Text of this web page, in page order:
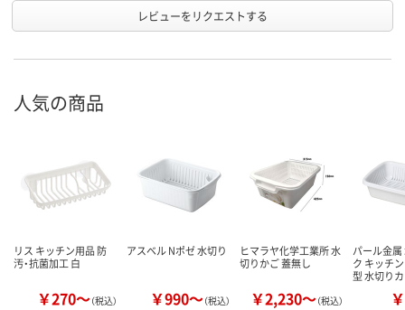
レビューをリクエストする
人気の商品
リス キッチン用品 防
汚・抗菌加工 白
￥270～（税込）
アスベル Nポゼ 水切り
￥990～（税込）
ヒマラヤ化学工業所 水
切りかご 蓋無し
￥2,230～（税込）
パール金
ク キッチ
型 水切り